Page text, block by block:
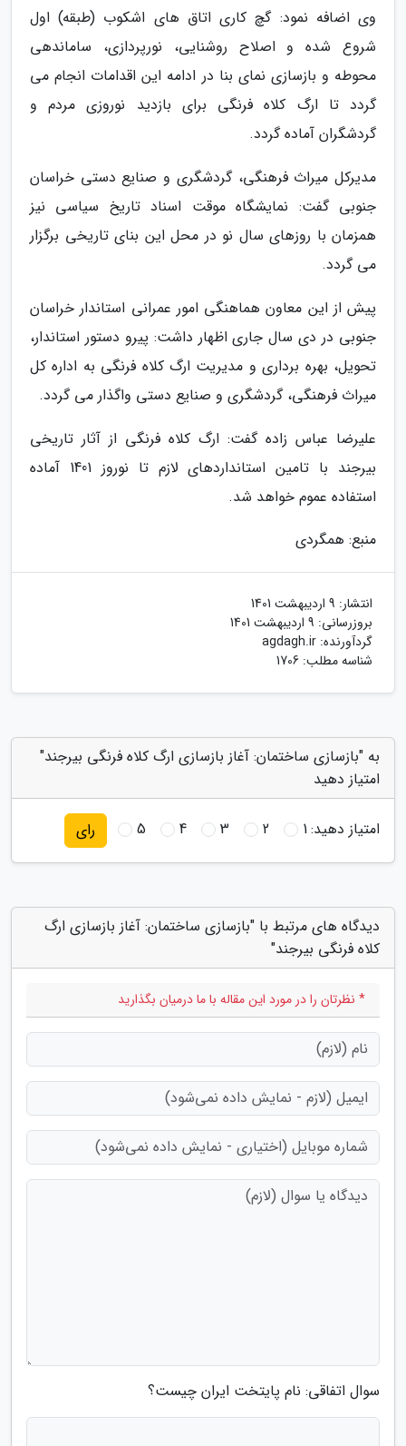
وی اضافه نمود: گچ کاری اتاق های اشکوب (طبقه) اول
شروع شده و اصلاح روشنایی، نورپردازی، ساماندهی
محوطه و بازسازی نمای بنا در ادامه این اقدامات انجام می
گردد تا ارگ کلاه فرنگی برای بازدید نوروزی مردم و
گردشگران آماده گردد.
مدیرکل میراث فرهنگی، گردشگری و صنایع دستی خراسان
جنوبی گفت: نمایشگاه موقت اسناد تاریخ سیاسی نیز
همزمان با روزهای سال نو در محل این بنای تاریخی برگزار
می گردد.
پیش از این معاون هماهنگی امور عمرانی استاندار خراسان
جنوبی در دی سال جاری اظهار داشت: پیرو دستور استاندار،
تحویل، بهره برداری و مدیریت ارگ کلاه فرنگی به اداره کل
میراث فرهنگی، گردشگری و صنایع دستی واگذار می گردد.
علیرضا عباس زاده گفت: ارگ کلاه فرنگی از آثار تاریخی
بیرجند با تامین استانداردهای لازم تا نوروز 1401 آماده
استفاده عموم خواهد شد.
منبع: همگردی
انتشار: 9 اردیبهشت 1401
بروزرسانی: 9 اردیبهشت 1401
گردآورنده: agdagh.ir
شناسه مطلب: 1706
به "بازسازی ساختمان: آغاز بازسازی ارگ کلاه فرنگی بیرجند"
امتیاز دهید
امتیاز دهید:1
2
3
4
5 رای
دیدگاه های مرتبط با "بازسازی ساختمان: آغاز بازسازی ارگ
کلاه فرنگی بیرجند"
* نظرتان را در مورد این مقاله با ما درمیان بگذارید
سوال اتفاقی: نام پایتخت ایران چیست؟